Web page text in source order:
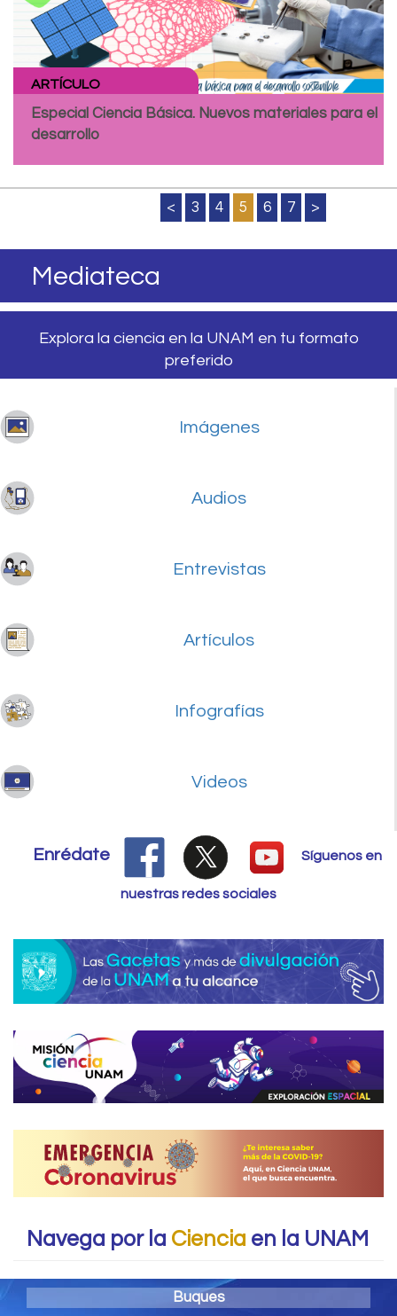
ARTÍCULO
Especial Ciencia Básica. Nuevos materiales para el
desarrollo
< 3 4 5 6 7 >
Mediateca
Explora la ciencia en la UNAM en tu formato
preferido
Imágenes
Audios
Entrevistas
Artículos
Infografías
Videos
Enrédate Síguenos en
nuestras redes sociales
Navega por la Ciencia en la UNAM
Buques